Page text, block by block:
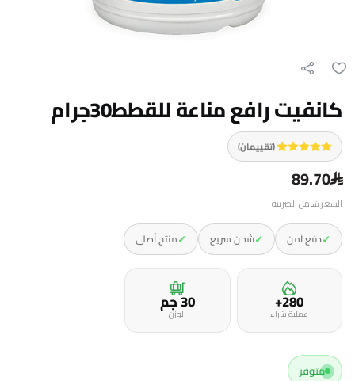
كانفيت رافع مناعة للقطط30جرام
(تقييمان)
89.70
السعر شامل الضريبه
✓دفع آمن ✓شحن سريع ✓منتج أصلي
280+
عملية شراء 30 جمالوزن
متوفر